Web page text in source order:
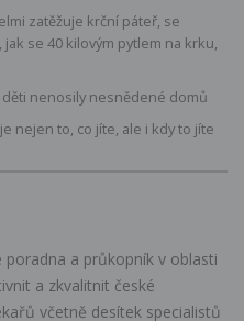
zatěžuje krční páteř, se
se 40 kilovým pytlem na krku,
děti nenosily nesnědené domů
nejen to, co jíte, ale i kdy to jíte
poradna a průkopník v oblasti
a zkvalitnit české
včetně desítek specialistů